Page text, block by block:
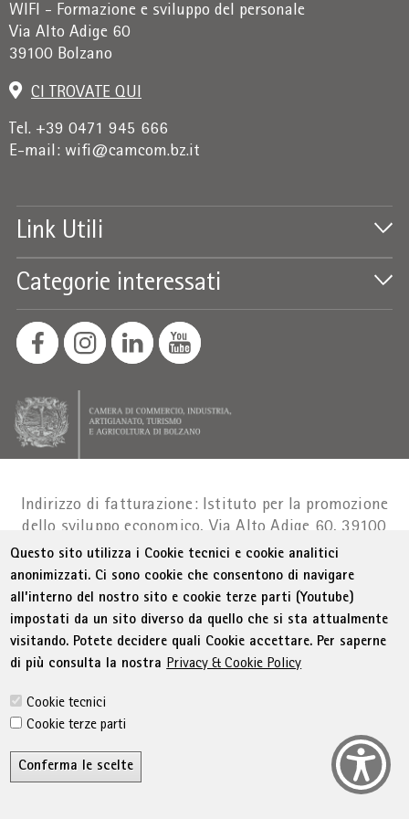
/".
This
shortcut
activates
the
screen
you
navigate
and
with
the
content.
WIFI - Formazione e sviluppo del personale
Via Alto Adige 60
39100 Bolzano
CI TROVATE QUI
Tel. +39 0471 945 666
E-mail: wifi@camcom.bz.it
Link Utili
Categorie interessati
Indirizzo di fatturazione: Istituto per la promozione
dello sviluppo economico, Via Alto Adige 60, 39100
BolzanoPart. IVA 01716880214|administration-
as@bz.legalmail.camcom.it
Menu Footer
© WIFI Colophon Privacy
Condizioni generali
Dichiarazione sull'accessibilità
Sitemap
Amministrazione trasparente
Cookie Policy
Questo sito utilizza i Cookie tecnici e cookie analitici
anonimizzati. Ci sono cookie che consentono di navigare
all’interno del nostro sito e cookie terze parti (Youtube)
impostati da un sito diverso da quello che si sta attualmente
visitando. Potete decidere quali Cookie accettare. Per saperne
di più consulta la nostra Privacy & Cookie Policy
Cookie tecnici
Cookie terze parti
Conferma le scelte